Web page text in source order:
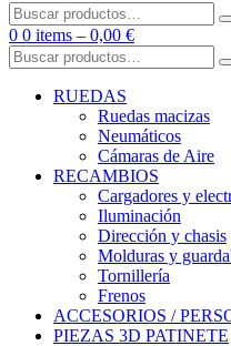
Buscar
por:
0 0 items – 0,00 €
Buscar
por:
RUEDAS
Ruedas macizas
Neumáticos
Cámaras de Aire
RECAMBIOS
Cargadores y
Iluminación
Dirección y chasis
Molduras y
Tornillería
Frenos
ACCESORIOS /
PIEZAS 3D PATINETE